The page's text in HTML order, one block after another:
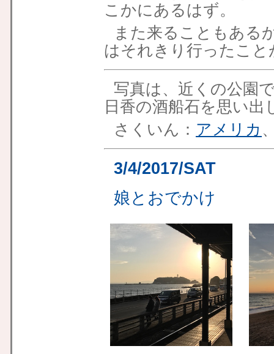
こかにあるはず。
また来ることもある
はそれきり行ったこと
写真は、近くの公園
日香の酒船石を思い出
さくいん： アメリカ
3/4/2017/SAT
娘と おでかけ